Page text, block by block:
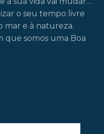
o seu tempo livre
mar e à natureza.
que somos uma Boa